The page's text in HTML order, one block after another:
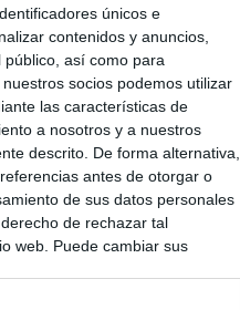
únicos e
contenidos y anuncios,
así como para
socios podemos utilizar
las características de
a nosotros y a nuestros
descrito. De forma alternativa,
antes de otorgar o
de sus datos personales
de rechazar tal
web. Puede cambiar sus